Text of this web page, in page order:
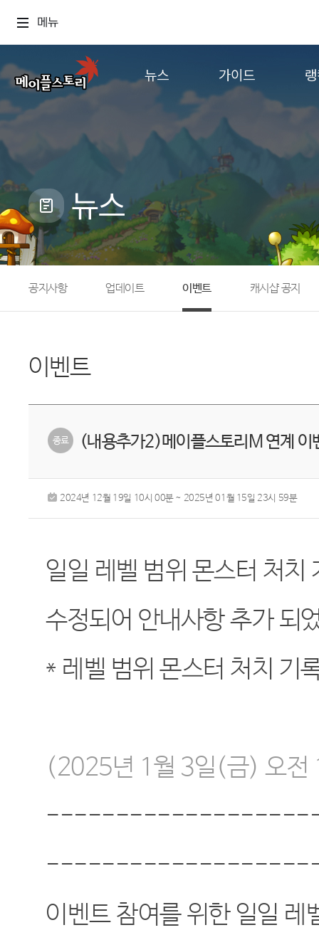
메뉴
뉴스
공지사항
업데이트
캐시샵 공지
메이플 알림판
with maple
가이드
게임정보
직업소개
확률형 아이템
NEXON NOW
뉴스
공지사항 업데이트 이벤트 캐시샵 공지
이벤트
(내용추가2)메이플스토리M 연계 이
2024년 12월 19일 10시 00분 ~ 2025년 01월 15일 23시 59분
일일 레벨 범위 몬스터 처
수정되어 안내사항 추가 되
* 레벨 범위 몬스터 처치 기
(2025년 1월 3일(금) 오전
이벤트 참여를 위한 일일 레